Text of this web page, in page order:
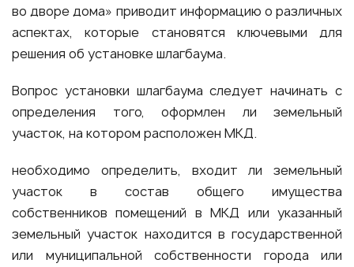
во дворе дома» приводит информацию о различных
аспектах, которые становятся ключевыми для
решения об установке шлагбаума.
Вопрос установки шлагбаума следует начинать с
определения того, оформлен ли земельный
участок, на котором расположен МКД.
необходимо определить, входит ли земельный
участок в состав общего имущества
собственников помещений в МКД или указанный
земельный участок находится в государственной
или муниципальной собственности города или